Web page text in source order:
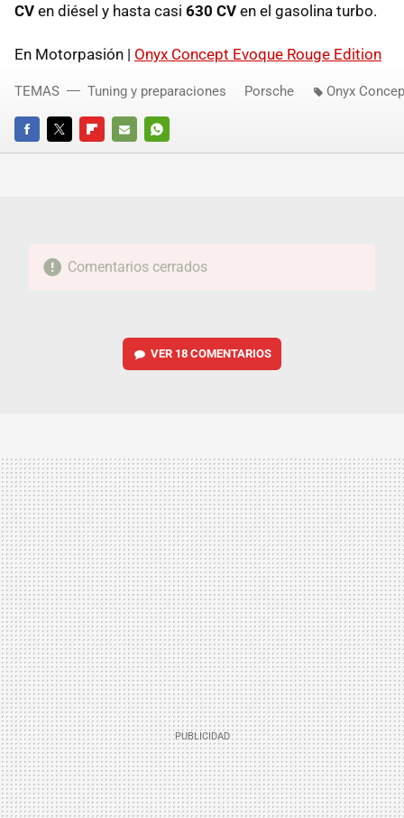
CV en diésel y hasta casi 630 CV en el gasolina turbo.
En Motorpasión | Onyx Concept Evoque Rouge Edition
FACEBOOKTWITTERFLIPBOARD
E-
WHATSAPP
TEMAS Tuning y preparaciones Porsche Onyx
Comentarios cerrados
VER 18 COMENTARIOS